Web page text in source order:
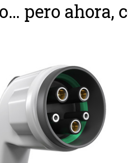
pero ahora,